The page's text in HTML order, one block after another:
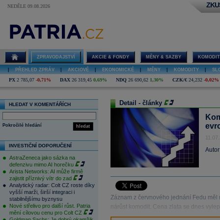
NEDĚLE 09.08.2026
ZPRAVODAJSTVÍ AKCIE & FONDY MĚNY & SAZBY
PŘEHLED ZPRÁV AKCIOVÉ EKONOMICKÉ MĚNY KOMODITY
PX 2 785,07 -0,71% DAX 26 319,45 0,69% NDQ 26 690,62 1,30% CZK/€ 24,232 -0,02%
HLEDAT V KOMENTÁŘÍCH
hledat
Pokročilé hledání
INVESTIČNÍ DOPORUČENÍ
AstraZeneca jako sázka na
defenzivu mimo AI horečku
Arista Networks: AI může firmě
zajistit příznivý vítr do zad
Analytický radar: Colt CZ roste díky
vyšší marži, širší integraci i
stabilnějšímu byznysu
Nové střelivo pro další růst. Patria
mění cílovou cenu pro Colt CZ
Detail - články
Záznam z červnového jednání Fedu
nárůst komodit. Cena zlata se dnes